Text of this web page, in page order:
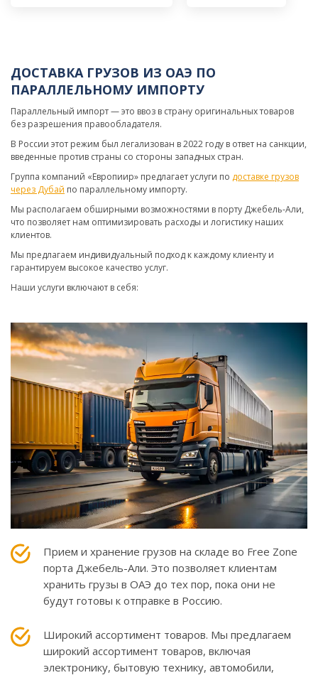
ДОСТАВКА ГРУЗОВ ИЗ ОАЭ ПО
ПАРАЛЛЕЛЬНОМУ ИМПОРТУ
Параллельный импорт — это ввоз в страну оригинальных товаров
без разрешения правообладателя.
В России этот режим был легализован в 2022 году в ответ на санкции,
введенные против страны со стороны западных стран.
Группа компаний «Европиир» предлагает услуги по доставке грузов
через Дубай по параллельному импорту.
Мы располагаем обширными возможностями в порту Джебель-Али,
что позволяет нам оптимизировать расходы и логистику наших
клиентов.
Мы предлагаем индивидуальный подход к каждому клиенту и
гарантируем высокое качество услуг.
Наши услуги включают в себя:
Прием и хранение грузов на складе во Free Zone
порта Джебель-Али. Это позволяет клиентам
хранить грузы в ОАЭ до тех пор, пока они не
будут готовы к отправке в Россию.
Широкий ассортимент товаров. Мы предлагаем
широкий ассортимент товаров, включая
электронику, бытовую технику, автомобили,